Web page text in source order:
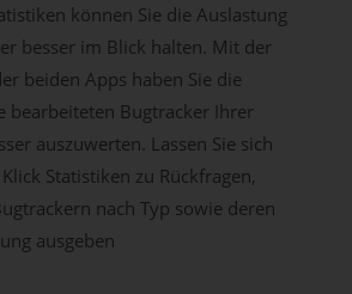
können Sie die Auslastung
besser im Blick halten. Mit der
beiden Apps haben Sie die
bearbeiteten Bugtracker Ihrer
auszuwerten. Lassen Sie sich
Statistiken zu Rückfragen,
nach Typ sowie deren
ausgeben